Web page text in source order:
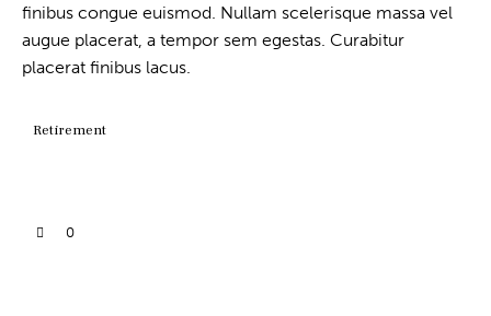
finibus congue euismod. Nullam scelerisque massa vel
augue placerat, a tempor sem egestas. Curabitur
placerat finibus lacus.
Retirement
0